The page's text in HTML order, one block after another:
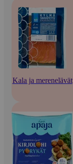
Kala ja merenelävät